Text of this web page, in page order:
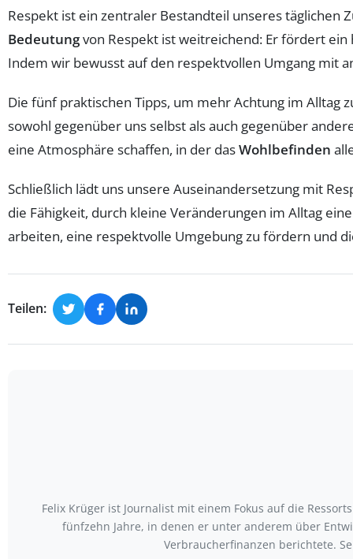
Respekt ist ein zentraler Bestandteil unseres täglichen
Bedeutungvon Respekt ist weitreichend: Er fördert
Indem wir bewusst auf den respektvollen Umgang mit
Die fünf praktischen Tipps, um mehr Achtung im Alltag
sowohl gegenüber uns selbst als auch gegenüber
eine Atmosphäre schaffen, in der dasWohlbefinden
Schließlich lädt uns unsere Auseinandersetzung mit
die Fähigkeit, durch kleine Veränderungen im Alltag
arbeiten, eine respektvolle Umgebung zu fördern und
Teilen:
Felix Krüger ist Journalist mit einem Fokus auf die
fünfzehn Jahre, in denen er unter anderem über
Verbraucherfinanzen berichtete.